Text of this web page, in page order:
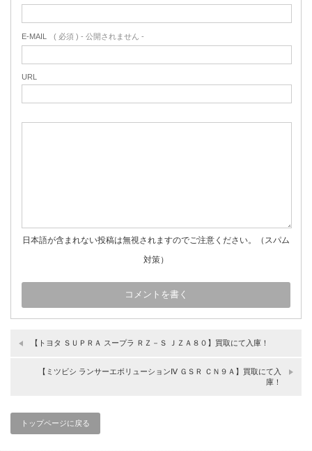
E-MAIL ( 必須 ) - 公開されません -
URL
日本語が含まれない投稿は無視されますのでご注意ください。（スパム
対策）
【トヨタ ＳＵＰＲＡ スープラ ＲＺ－Ｓ ＪＺＡ８０】買取にて入庫！
【ミツビシ ランサーエボリューションⅣ ＧＳＲ ＣＮ９Ａ】買取にて入
庫！
トップページに戻る